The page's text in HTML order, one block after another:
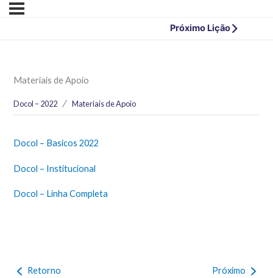
Próximo Lição
Materiais de Apoio
Docol – 2022 Materiais de Apoio
Docol – Basicos 2022
Docol – Institucional
Docol – Linha Completa
Retorno Próximo